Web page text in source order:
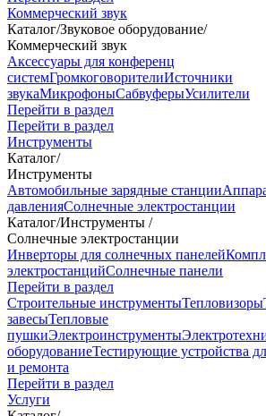
Коммерческий звук
Каталог/Звуковое оборудование/
Коммерческий звук
Аксессуары для конференц
системГромкоговорителиИсточники
звукаМикрофоныСабвуферыУсилители
Перейти в раздел
Перейти в раздел
Инструменты
Каталог/
Инструменты
Автомобильные зарядные станции
давленияСолнечные электростанции
Каталог/Инструменты /
Солнечные электростанции
Инверторы для солнечных панелей
электростанцийСолнечные панели
Перейти в раздел
Строительные инструментыТепловизоры
завесыТепловые
пушкиЭлектроинструменты
оборудованиеТестирующие устройства
и ремонта
Перейти в раздел
Услуги